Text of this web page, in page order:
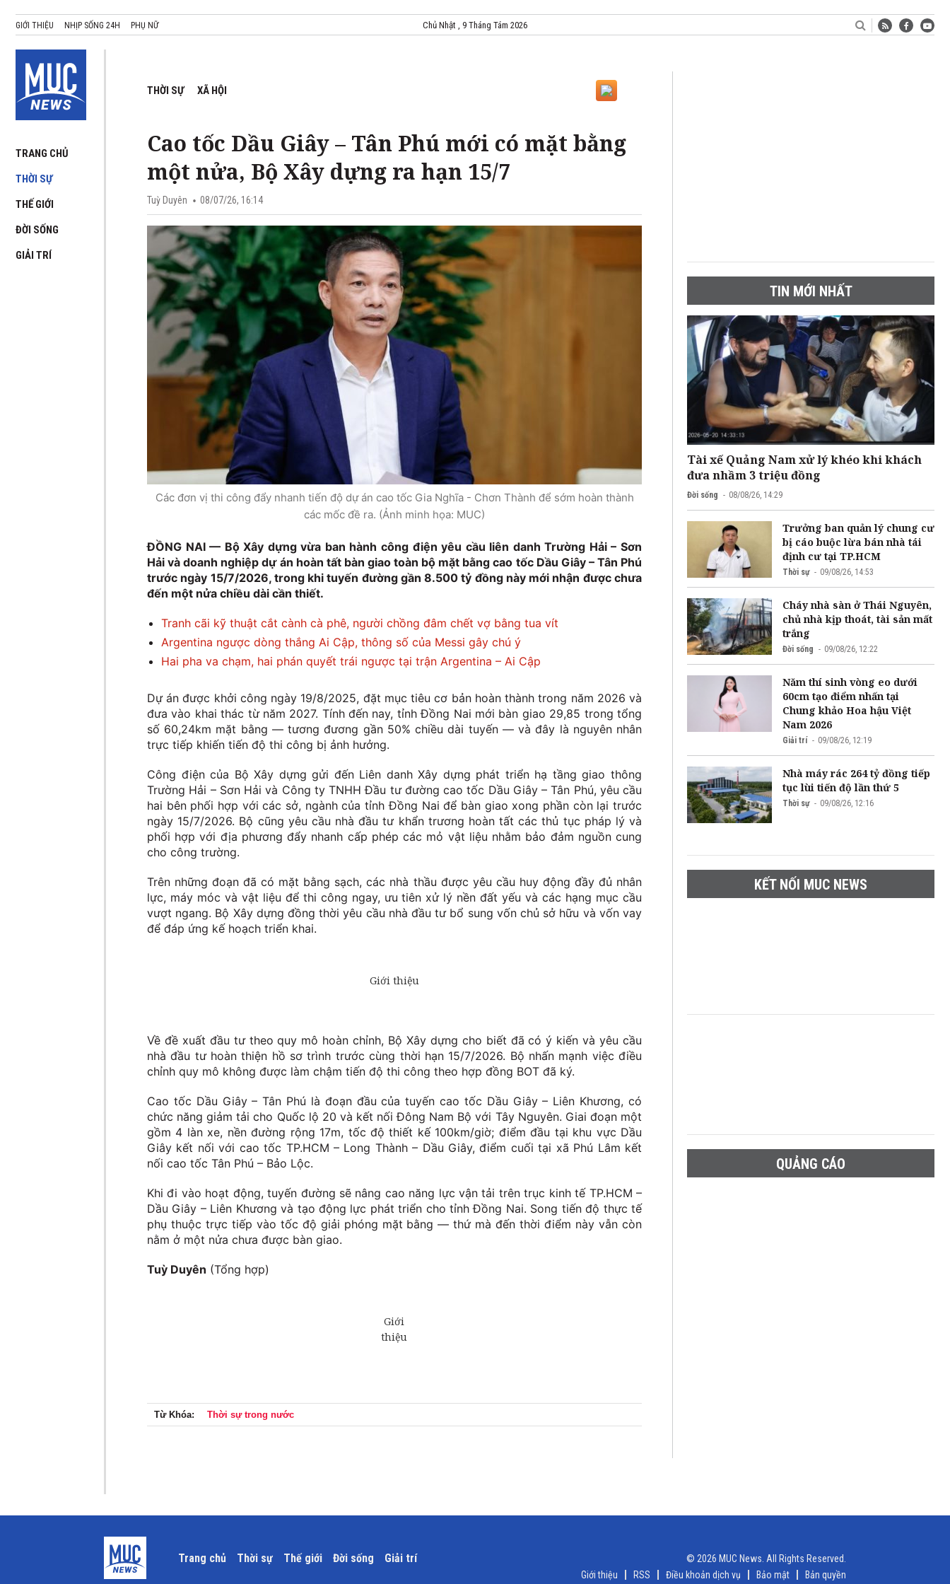
GIỚI THIỆU NHỊP SỐNG 24H PHỤ NỮ Chủ Nhật , 9 Tháng Tám 2026
TRANG CHỦ
THỜI SỰ
THẾ GIỚI
ĐỜI SỐNG
GIẢI TRÍ
THỜI SỰ XÃ HỘI
Cao tốc Dầu Giây – Tân Phú mới có mặt bằng
một nửa, Bộ Xây dựng ra hạn 15/7
Tuỳ Duyên 08/07/26, 16:14
Các đơn vị thi công đẩy nhanh tiến độ dự án cao tốc Gia Nghĩa - Chơn Thành để sớm hoàn thành
các mốc đề ra. (Ảnh minh họa: MUC)
ĐỒNG NAI — Bộ Xây dựng vừa ban hành công điện yêu cầu liên danh Trường Hải – Sơn
Hải và doanh nghiệp dự án hoàn tất bàn giao toàn bộ mặt bằng cao tốc Dầu Giây – Tân Phú
trước ngày 15/7/2026, trong khi tuyến đường gần 8.500 tỷ đồng này mới nhận được chưa
đến một nửa chiều dài cần thiết.
Tranh cãi kỹ thuật cắt cành cà phê, người chồng đâm chết vợ bằng tua vít
Argentina ngược dòng thắng Ai Cập, thông số của Messi gây chú ý
Hai pha va chạm, hai phán quyết trái ngược tại trận Argentina – Ai Cập
Dự án được khởi công ngày 19/8/2025, đặt mục tiêu cơ bản hoàn thành trong năm 2026 và
đưa vào khai thác từ năm 2027. Tính đến nay, tỉnh Đồng Nai mới bàn giao 29,85 trong tổng
số 60,24km mặt bằng — tương đương gần 50% chiều dài tuyến — và đây là nguyên nhân
trực tiếp khiến tiến độ thi công bị ảnh hưởng.
Công điện của Bộ Xây dựng gửi đến Liên danh Xây dựng phát triển hạ tầng giao thông
Trường Hải – Sơn Hải và Công ty TNHH Đầu tư đường cao tốc Dầu Giây – Tân Phú, yêu cầu
hai bên phối hợp với các sở, ngành của tỉnh Đồng Nai để bàn giao xong phần còn lại trước
ngày 15/7/2026. Bộ cũng yêu cầu nhà đầu tư khẩn trương hoàn tất các thủ tục pháp lý và
phối hợp với địa phương đẩy nhanh cấp phép các mỏ vật liệu nhằm bảo đảm nguồn cung
cho công trường.
Trên những đoạn đã có mặt bằng sạch, các nhà thầu được yêu cầu huy động đầy đủ nhân
lực, máy móc và vật liệu để thi công ngay, ưu tiên xử lý nền đất yếu và các hạng mục cầu
vượt ngang. Bộ Xây dựng đồng thời yêu cầu nhà đầu tư bổ sung vốn chủ sở hữu và vốn vay
để đáp ứng kế hoạch triển khai.
Về đề xuất đầu tư theo quy mô hoàn chỉnh, Bộ Xây dựng cho biết đã có ý kiến và yêu cầu
nhà đầu tư hoàn thiện hồ sơ trình trước cùng thời hạn 15/7/2026. Bộ nhấn mạnh việc điều
chỉnh quy mô không được làm chậm tiến độ thi công theo hợp đồng BOT đã ký.
Cao tốc Dầu Giây – Tân Phú là đoạn đầu của tuyến cao tốc Dầu Giây – Liên Khương, có
chức năng giảm tải cho Quốc lộ 20 và kết nối Đông Nam Bộ với Tây Nguyên. Giai đoạn một
gồm 4 làn xe, nền đường rộng 17m, tốc độ thiết kế 100km/giờ; điểm đầu tại khu vực Dầu
Giây kết nối với cao tốc TP.HCM – Long Thành – Dầu Giây, điểm cuối tại xã Phú Lâm kết
nối cao tốc Tân Phú – Bảo Lộc.
Khi đi vào hoạt động, tuyến đường sẽ nâng cao năng lực vận tải trên trục kinh tế TP.HCM –
Dầu Giây – Liên Khương và tạo động lực phát triển cho tỉnh Đồng Nai. Song tiến độ thực tế
phụ thuộc trực tiếp vào tốc độ giải phóng mặt bằng — thứ mà đến thời điểm này vẫn còn
nằm ở một nửa chưa được bàn giao.
Tuỳ Duyên (Tổng hợp)
Từ Khóa: Thời sự trong nước
TIN MỚI NHẤT
Tài xế Quảng Nam xử lý khéo khi khách
đưa nhầm 3 triệu đồng
Đời sống 08/08/26, 14:29
Trưởng ban quản lý chung cư
bị cáo buộc lừa bán nhà tái
định cư tại TP.HCM
Thời sự 09/08/26, 14:53
Cháy nhà sàn ở Thái Nguyên,
chủ nhà kịp thoát, tài sản mất
trắng
Đời sống 09/08/26, 12:22
Năm thí sinh vòng eo dưới
60cm tạo điểm nhấn tại
Chung khảo Hoa hậu Việt
Nam 2026
Giải trí 09/08/26, 12:19
Nhà máy rác 264 tỷ đồng tiếp
tục lùi tiến độ lần thứ 5
Thời sự 09/08/26, 12:16
KẾT NỐI MUC NEWS
QUẢNG CÁO
Trang chủ Thời sự Thế giới Đời sống Giải trí
© 2026 MUC News. All Rights Reserved.
Giới thiệu
RSS Điều khoản dịch vụ Bảo mật Bản quyền